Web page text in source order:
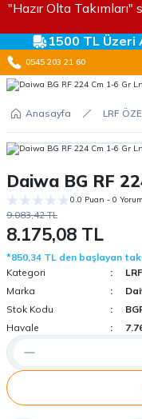
"Hazır Olta
1500 TL Üzeri
0545 203 21 60
Anasayfa LRF
Daiwa BG RF
0.0 Puan - 0 Yorum
9.083,42 TL
8.175,08 TL
*850,34 TL den başlayan
Kategori
Marka
Stok Kodu
Havale